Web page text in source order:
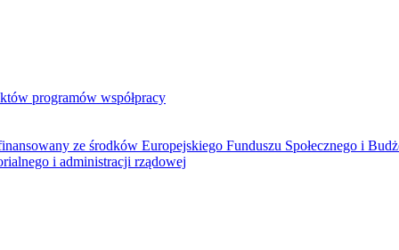
programów współpracy
ze środków Europejskiego Funduszu Społecznego i
i administracji rządowej